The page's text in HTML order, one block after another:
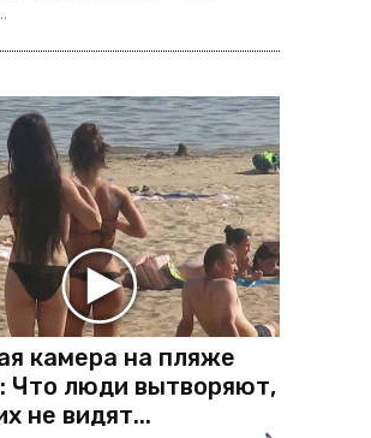
камера на пляже
Что люди вытворяют,
не видят...